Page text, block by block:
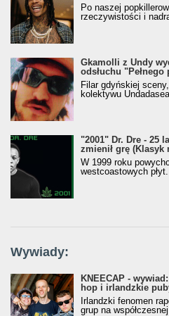
Po naszej
rzeczywistości i
Gkamolli z Undy
odsłuchu "Pełnego
Filar gdyńskiej
kolektywu Undadasea
"2001" Dr. Dre - 25
zmienił grę (Klasyk
W 1999 roku
westcoastowych
Wywiady:
KNEECAP -
hop i irlandzkie
Irlandzki fenomen
grup na